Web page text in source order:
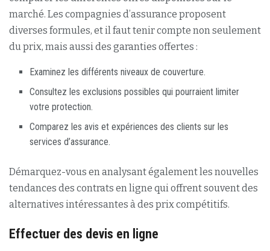
marché. Les compagnies d’assurance proposent
diverses formules, et il faut tenir compte non seulement
du prix, mais aussi des garanties offertes :
Examinez les différents niveaux de couverture.
Consultez les exclusions possibles qui pourraient limiter
votre protection.
Comparez les avis et expériences des clients sur les
services d’assurance.
Démarquez-vous en analysant également les nouvelles
tendances des contrats en ligne qui offrent souvent des
alternatives intéressantes à des prix compétitifs.
Effectuer des devis en ligne